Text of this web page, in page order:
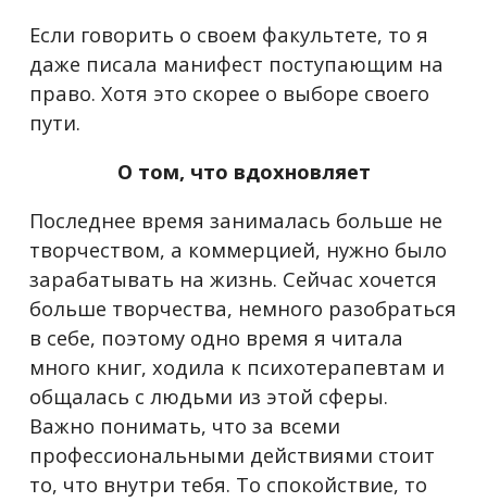
Если говорить о своем факультете, то я
даже писала манифест поступающим на
право. Хотя это скорее о выборе своего
пути.
О том, что вдохновляет
Последнее время занималась больше не
творчеством, а коммерцией, нужно было
зарабатывать на жизнь. Сейчас хочется
больше творчества, немного разобраться
в себе, поэтому одно время я читала
много книг, ходила к психотерапевтам и
общалась с людьми из этой сферы.
Важно понимать, что за всеми
профессиональными действиями стоит
то, что внутри тебя. То спокойствие, то